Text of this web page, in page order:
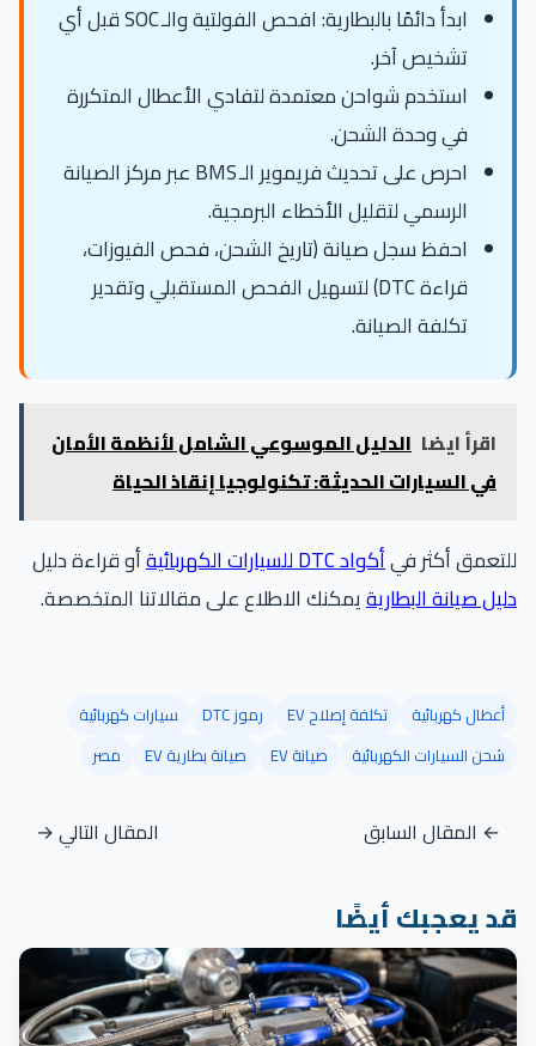
ابدأ دائمًا بالبطارية: افحص الفولتية والـ SOC قبل أي
تشخيص آخر.
استخدم شواحن معتمدة لتفادي الأعطال المتكررة
في وحدة الشحن.
احرص على تحديث فريموير الـ BMS عبر مركز الصيانة
الرسمي لتقليل الأخطاء البرمجية.
احفظ سجل صيانة (تاريخ الشحن، فحص الفيوزات،
قراءة DTC) لتسهيل الفحص المستقبلي وتقدير
تكلفة الصيانة.
اقرأ ايضا الدليل الموسوعي الشامل لأنظمة الأمان
في السيارات الحديثة: تكنولوجيا إنقاذ الحياة
للتعمق أكثر فيأكواد DTC للسيارات الكهربائية
أو قراءة دليل
دليل صيانة البطاريةيمكنك الاطلاع على مقالاتنا المتخصصة.
أعطال كهربائية تكلفة إصلاح EV رموز DTC
سيارات كهربائية
شحن السيارات الكهربائية
صيانة EV صيانة بطارية EV مصر
← المقال السابق المقال التالي →
قد يعجبك أيضًا